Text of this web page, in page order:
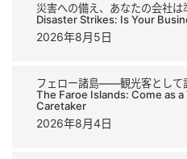
災害への備え、あなたの会社
Disaster Strikes: Is Your
2026年8月5日
フェロー諸島――観光客として
The Faroe Islands: Come as
Caretaker
2026年8月4日